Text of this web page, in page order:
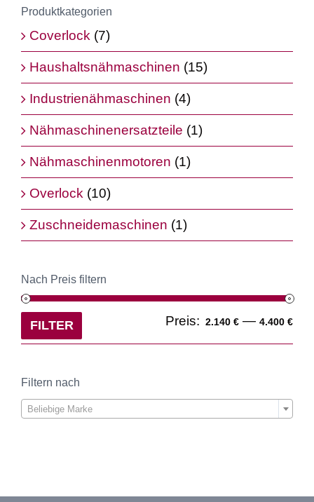
Produktkategorien
Coverlock (7)
Haushaltsnähmaschinen (15)
Industrienähmaschinen (4)
Nähmaschinenersatzteile (1)
Nähmaschinenmotoren (1)
Overlock (10)
Zuschneidemaschinen (1)
Nach Preis filtern
FILTER Preis: 2.140 € — 4.400 €
Filtern nach
Beliebige Marke